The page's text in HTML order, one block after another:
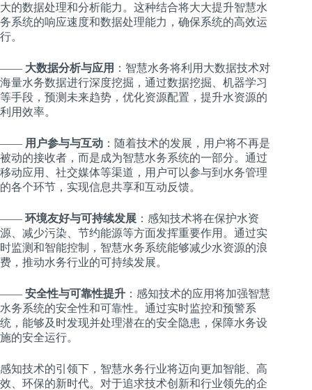
大的数据处理和分析能力。这种结合将大大提升智慧水
务系统的响应速度和数据处理能力，确保系统的高效运
行。
—— 大数据分析与应用 ：智慧水务将利用大数据技术对
海量水务数据进行深度挖掘，通过数据挖掘、机器学习
等手段，预测未来趋势，优化资源配置，提升水资源的
利用效率。
—— 用户参与与互动 ：随着技术的发展，用户将不再是
被动的接收者，而是成为智慧水务系统的一部分。通过
移动应用、社交媒体等渠道，用户可以参与到水务管理
的各个环节，实现信息共享和互动反馈。
—— 环境友好与可持续发展 ：感知技术将在保护水资
源、减少污染、节约能源等方面发挥重要作用。通过实
时监测和智能控制，智慧水务系统能够减少水资源的浪
费，推动水务行业的可持续发展。
—— 安全性与可靠性提升 ：感知技术的应用将加强智慧
水务系统的安全性和可靠性。通过实时监控和预警系
统，能够及时发现并处理潜在的安全隐患，保障水务设
施的安全运行。
感知技术的引领下，智慧水务行业将迈向更加智能、高
效、环保的新时代。对于追求技术创新和行业领先的企